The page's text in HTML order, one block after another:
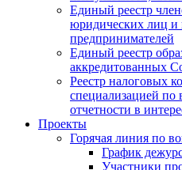
Единый реестр
юридических лиц и
предпринимателей
Единый реестр
аккредитованных
Реестр налоговых
специализацией по
отчетности в
Проекты
Горячая линия по
График
Участники